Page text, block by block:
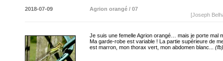
2018-07-09
Agrion orangé / 07
[Joseph
Je suis une femelle Agrion orangé… mais je porte mal
Ma garde-robe est variable ! La partie supérieure de
est marron, mon thorax vert, mon abdomen blanc... (fb)